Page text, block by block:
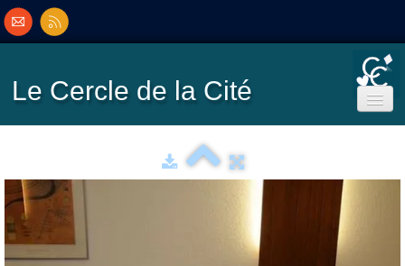
Le Cercle de la Cité
Ecole de Bridge
Inscriptions/Programme